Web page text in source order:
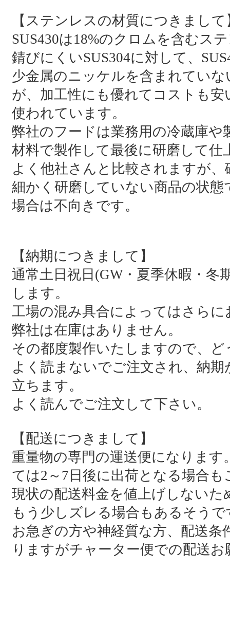
【ステンレスの材質につきまして
SUS430は18%のクロムを含むス
錆びにくいSUS304に対して、
少金属のニッケルを含まれてい
が、加工性にも優れてコストも安
使われています。
弊社のフードは業務用の冷蔵庫や
材料で製作して最後に研磨して仕
よく他社さんと比較されますが
細かく研磨していない商品の状
場合は不向きです。
【納期につきまして】
通常土日祝日(GW・夏季休暇・冬
します。
工場の混み具合によってはさら
弊社は在庫はありません。
その都度製作いたしますので、
よく読まないでご注文され、納
立ちます。
よく読んでご注文して下さい。
【配送につきまして】
重量物の専門の運送便になりま
ては2～7日後に出荷となる場合も
現状の配送料金を値上げしない
もう少しズレる場合もあるそうで
お急ぎの方や神経質な方、配送
りますがチャーター便での配送